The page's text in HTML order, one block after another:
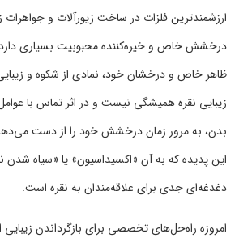
ارزشمند‌ترین فلزات در ساخت زیورآلات و جواهرات
درخشش خاص و خیره‌کننده محبوبیت بسیاری دارد.
ظاهر خاص و درخشان خود، نمادی از شکوه و
زیبایی نقره همیشگی نیست و در اثر تماس با
بدن، به مرور زمان درخشش خود را از دست
این پدیده که به آن «اکسیداسیون» یا «سیاه شدن
دغدغه‌ای جدی برای علاقه‌مندان به نقره است.
امروزه راه‌حل‌های تخصصی برای بازگرداندن زیبایی